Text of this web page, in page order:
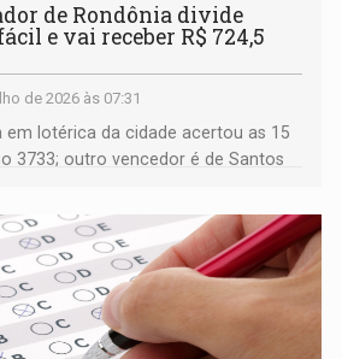
de Rondônia divide
e vai receber R$ 724,5
de 2026 às 07:31
lotérica da cidade acertou as 15
3733; outro vencedor é de Santos